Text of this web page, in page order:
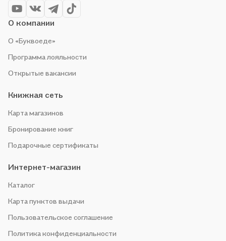
О компании
О «Буквоеде»
Программа лояльности
Открытые вакансии
Книжная сеть
Карта магазинов
Бронирование книг
Подарочные сертификаты
Интернет-магазин
Каталог
Карта пунктов выдачи
Пользовательское соглашение
Политика конфиденциальности